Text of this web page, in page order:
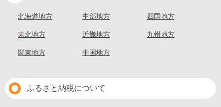
北海道地方
東北地方
関東地方
中部地方
近畿地方
中国地方
四国地方
九州地方
ふるさと納税について